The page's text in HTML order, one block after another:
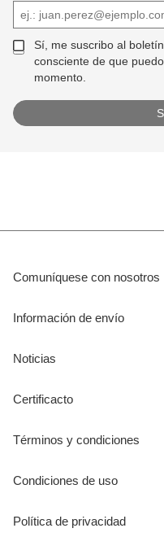
Sí, me suscribo al
consciente de que
momento.
Comuníquese con nosotros
Información de envío
Noticias
Certificacto
Términos y condiciones
Condiciones de uso
Política de privacidad